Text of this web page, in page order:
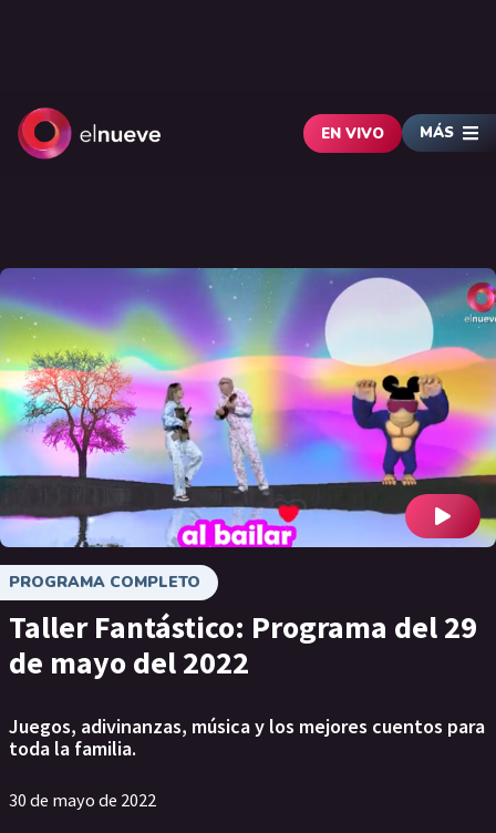
EN VIVO MÁS
PROGRAMA COMPLETO
Taller Fantástico: Programa del 29
de mayo del 2022
Juegos, adivinanzas, música y los mejores cuentos para
toda la familia.
30 de mayo de 2022